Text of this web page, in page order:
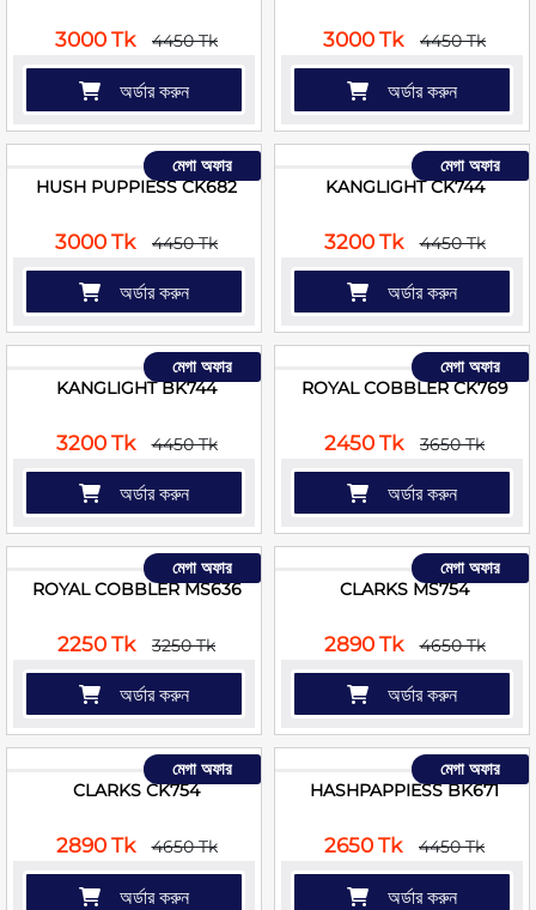
3000 Tk 4450 Tk
অর্ডার করুন
3000 Tk 4450 Tk
অর্ডার করুন
মেগা অফার
HUSH PUPPIESS CK682
3000 Tk 4450 Tk
অর্ডার করুন
মেগা অফার
KANGLIGHT CK744
3200 Tk 4450 Tk
অর্ডার করুন
মেগা অফার
KANGLIGHT BK744
3200 Tk 4450 Tk
অর্ডার করুন
মেগা অফার
ROYAL COBBLER CK769
2450 Tk 3650 Tk
অর্ডার করুন
মেগা অফার
ROYAL COBBLER MS636
2250 Tk 3250 Tk
অর্ডার করুন
মেগা অফার
CLARKS MS754
2890 Tk 4650 Tk
অর্ডার করুন
মেগা অফার
CLARKS CK754
2890 Tk 4650 Tk
অর্ডার করুন
মেগা অফার
HASHPAPPIESS BK671
2650 Tk 4450 Tk
অর্ডার করুন